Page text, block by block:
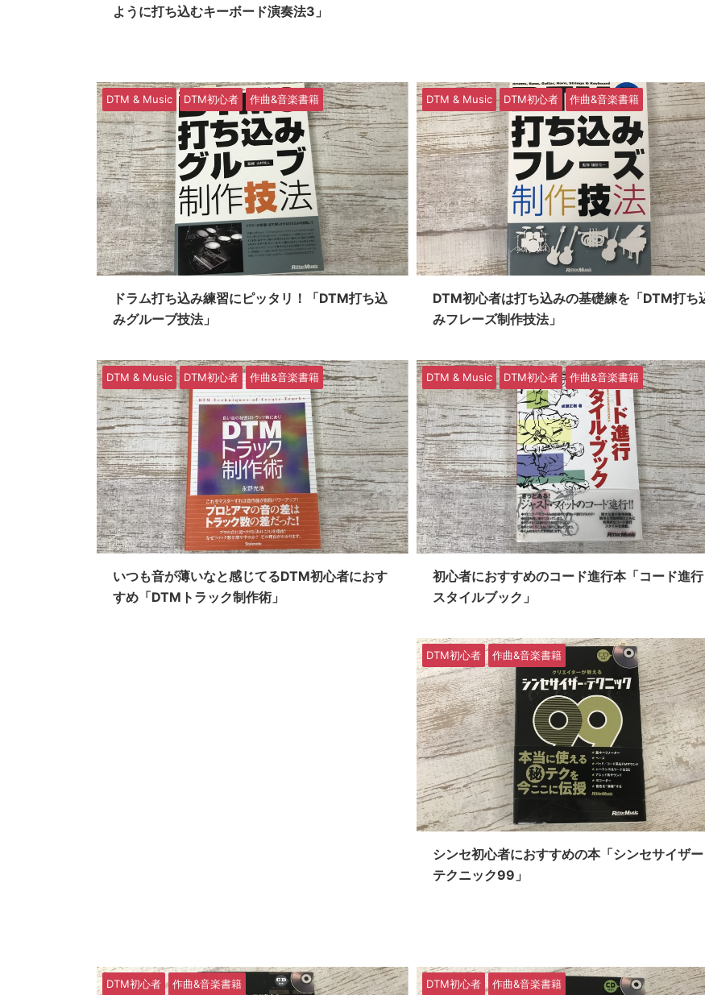
ように打ち込むキーボード演奏法3」
DTM & Music DTM初心者 作曲&音楽書籍
ドラム打ち込み練習にピッタリ！「DTM打ち込
みグルーブ技法」
DTM & Music DTM初心者 作曲&音楽書籍
DTM初心者は打ち込みの基礎練を「DTM打ち
みフレーズ制作技法」
DTM & Music DTM初心者 作曲&音楽書籍
いつも音が薄いなと感じてるDTM初心者におす
すめ「DTMトラック制作術」
DTM & Music DTM初心者 作曲&音楽書籍
初心者におすすめのコード進行本「コード進行
スタイルブック」
DTM初心者 作曲&音楽書籍
シンセ初心者におすすめの本「シンセサイザー
テクニック99」
DTM初心者 作曲&音楽書籍 DTM初心者 作曲&音楽書籍